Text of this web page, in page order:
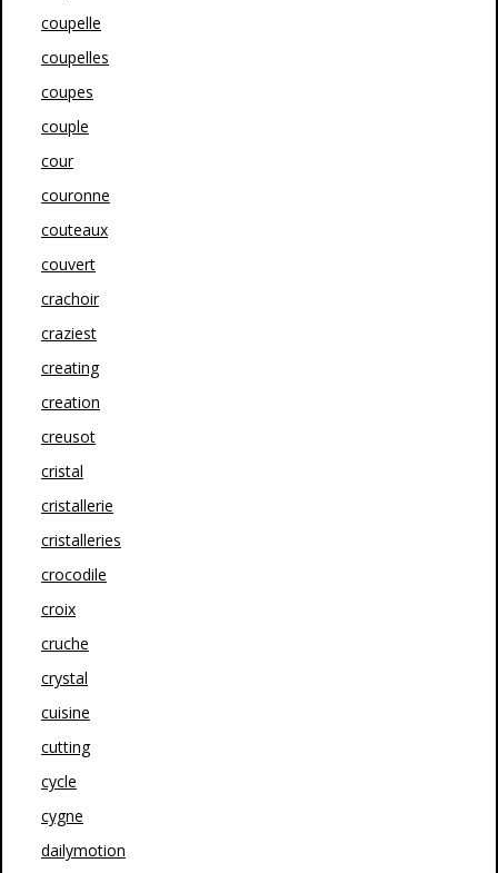
coupelle
coupelles
coupes
couple
cour
couronne
couteaux
couvert
crachoir
craziest
creating
creation
creusot
cristal
cristallerie
cristalleries
crocodile
croix
cruche
crystal
cuisine
cutting
cycle
cygne
dailymotion